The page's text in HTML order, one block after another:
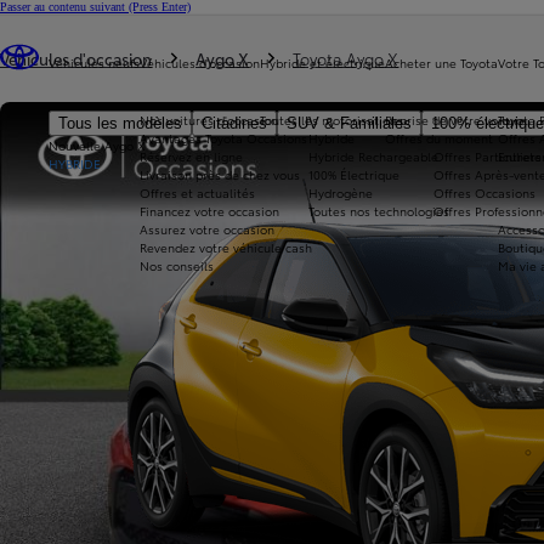
Passer au contenu suivant (Press Enter)
Véhicules neufs
Tous les modèles Citadines SUV & Familiales 100%
Nouvelle Aygo X
HYBRIDE
Véhicules d'occasion
Nos voitures d'occasion
Avantages Toyota Occasions
Réservez en ligne
Livraison près de chez vous
Offres et actualités
Financez votre occasion
Assurez votre occasion
Revendez votre véhicule cash
Nos conseils
Hybride et électrique
Toutes les motorisations
Hybride
100% Électrique
Hydrogène
Toutes nos technologies
Acheter une Toyota
Reprise de votre voiture
Offres du moment
Offres Après-
Offres Occasions
Offres
Votre
Toyota
Offres
Ma vie
Véhicules d'occasion Aygo X Toyota Aygo X